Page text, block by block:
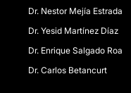
Dr. Nestor Mejía Estrada
Dr. Yesid Martínez Díaz
Dr. Enrique Salgado Roa
Dr. Carlos Betancurt